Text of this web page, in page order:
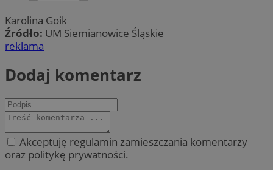
Karolina Goik
Źródło: UM Siemianowice Śląskie
reklama
Dodaj komentarz
Akceptuję regulamin zamieszczania komentarzy
oraz politykę prywatności.